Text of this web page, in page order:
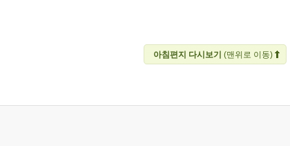
아침편지 다시보기 (맨위로 이동)